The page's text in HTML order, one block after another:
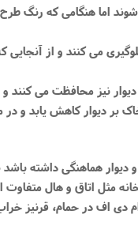
شوند اما هنگامی که رنگ
می کنند و از
ام دی اف در حمام،